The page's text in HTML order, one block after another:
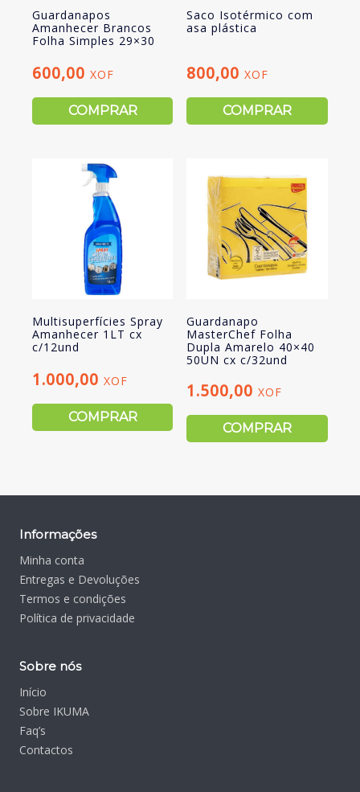
Guardanapos
Amanhecer Brancos
Folha Simples 29×30
600,00 XOF
COMPRAR
Saco Isotérmico com
asa plástica
800,00XOF
COMPRAR
Multisuperfícies Spray
Amanhecer 1LT cx
c/12und
1.000,00 XOF
COMPRAR
Guardanapo
MasterChef Folha
Dupla Amarelo 40×40
50UN cx c/32und
1.500,00XOF
COMPRAR
Informações
Minha conta
Entregas e Devoluções
Termos e condições
Política de privacidade
Sobre nós
Início
Sobre IKUMA
Faq’s
Contactos